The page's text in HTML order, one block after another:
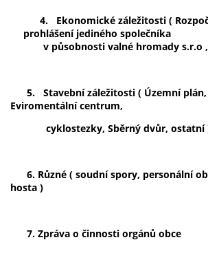
4.
Ekonomické záležitosti (
prohlášení jediného společníka
v působnosti valné hromady s.r.o ,
5. Stavební záležitosti ( Územní plán,
Eviromentální centrum,
cyklostezky, Sběrný dvůr, ostatní
6. Různé ( soudní spory, personální
hosta )
7. Zpráva o činnosti orgánů obce